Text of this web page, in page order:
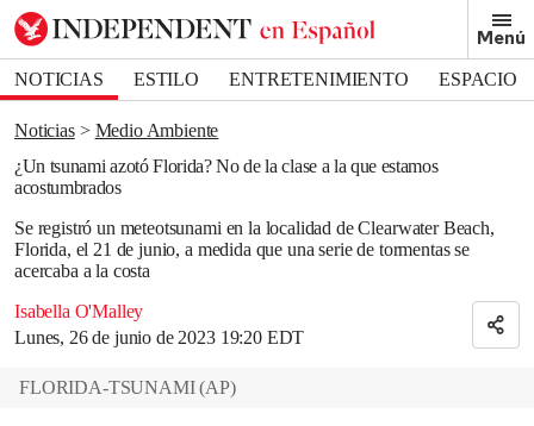
Menú
NOTICIAS ESTILO ENTRETENIMIENTO
ESPACIO
DEPORTES
Noticias
Medio Ambiente
¿Un tsunami azotó Florida? No de la clase a la que estamos
acostumbrados
Se registró un meteotsunami en la localidad de Clearwater Beach,
Florida, el 21 de junio, a medida que una serie de tormentas se
acercaba a la costa
Isabella O'Malley
Lunes, 26 de junio de 2023 19:20 EDT
Bookmark popover
Removed from bookmarks
Close popover
FLORIDA-TSUNAMI (AP)